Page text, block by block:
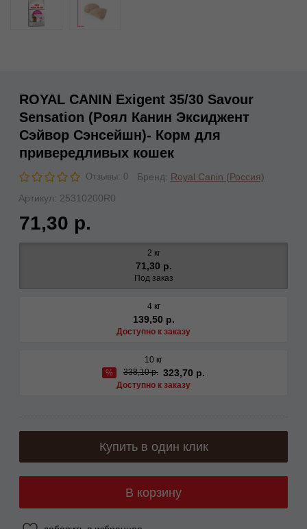
ROYAL CANIN Exigent 35/30 Savour
Sensation (Роял Канин Эксиджент
Сэйвор Сэнсейшн)- Корм для
привередливых кошек
Отзывы: 0 Бренд: Royal Canin (Россия)
Артикул: 25310200R0
71,30 р.
2 кг
71,30 р.
Под заказ
4 кг
139,50 р.
Доступно к заказу
10 кг
%
338,10 р. 323,70 р.
Доступно к заказу
Купить в один клик
В корзину